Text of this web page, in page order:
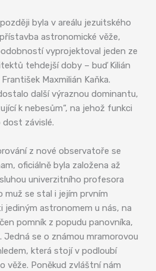
byla v areálu jezuitského
astronomické věže,
vyprojektoval jeden ze
tehdejší doby – buď Kilián
Maxmilián Kaňka.
další výraznou dominantu,
k nebesům“, na jehož funkci
závislé.
z nové observatoře se
oficiálně byla založena až
univerzitního profesora
muž se stal i jejím prvním
jediným astronomem u nás, na
pomník z popudu panovníka,
Jedná se o známou mramorovou
která stojí v podloubí
věže. Poněkud zvláštní nám